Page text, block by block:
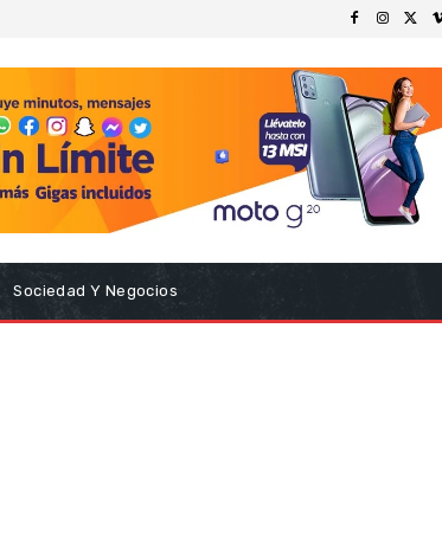
Sociedad Y Negocios